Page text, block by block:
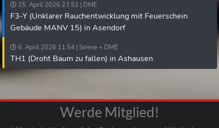
15. April 2026 23:51 | DME
F3-Y (Unklarer Rauchentwicklung mit Feuerschein
Gebäude MANV 15) in Asendorf
6. April 2026 11:54 | Sirene + DME
TH1 (Droht Baum zu fallen) in Ashausen
Werde Mitglied!